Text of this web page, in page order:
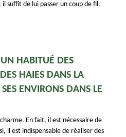
suffit de lui passer un coup de fil.
HABITUÉ DES
HAIES DANS LA
ENVIRONS DANS LE
En fait, il est nécessaire de
il est indispensable de réaliser des